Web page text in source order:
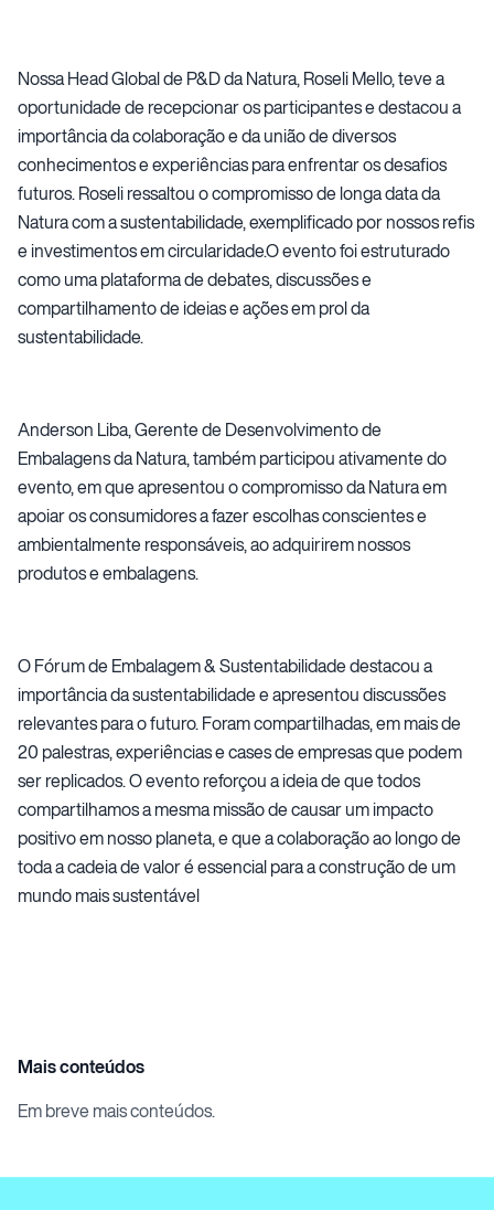
Nossa Head Global de P&D da Natura, Roseli Mello, teve a
oportunidade de recepcionar os participantes e destacou a
importância da colaboração e da união de diversos
conhecimentos e experiências para enfrentar os desafios
futuros. Roseli ressaltou o compromisso de longa data da
Natura com a sustentabilidade, exemplificado por nossos refis
e investimentos em circularidade.O evento foi estruturado
como uma plataforma de debates, discussões e
compartilhamento de ideias e ações em prol da
sustentabilidade.
Anderson Liba, Gerente de Desenvolvimento de
Embalagens da Natura, também participou ativamente do
evento, em que apresentou o compromisso da Natura em
apoiar os consumidores a fazer escolhas conscientes e
ambientalmente responsáveis, ao adquirirem nossos
produtos e embalagens.
O Fórum de Embalagem & Sustentabilidade destacou a
importância da sustentabilidade e apresentou discussões
relevantes para o futuro. Foram compartilhadas, em mais de
20 palestras, experiências e cases de empresas que podem
ser replicados. O evento reforçou a ideia de que todos
compartilhamos a mesma missão de causar um impacto
positivo em nosso planeta, e que a colaboração ao longo de
toda a cadeia de valor é essencial para a construção de um
mundo mais sustentável
Mais conteúdos
Em breve mais conteúdos.